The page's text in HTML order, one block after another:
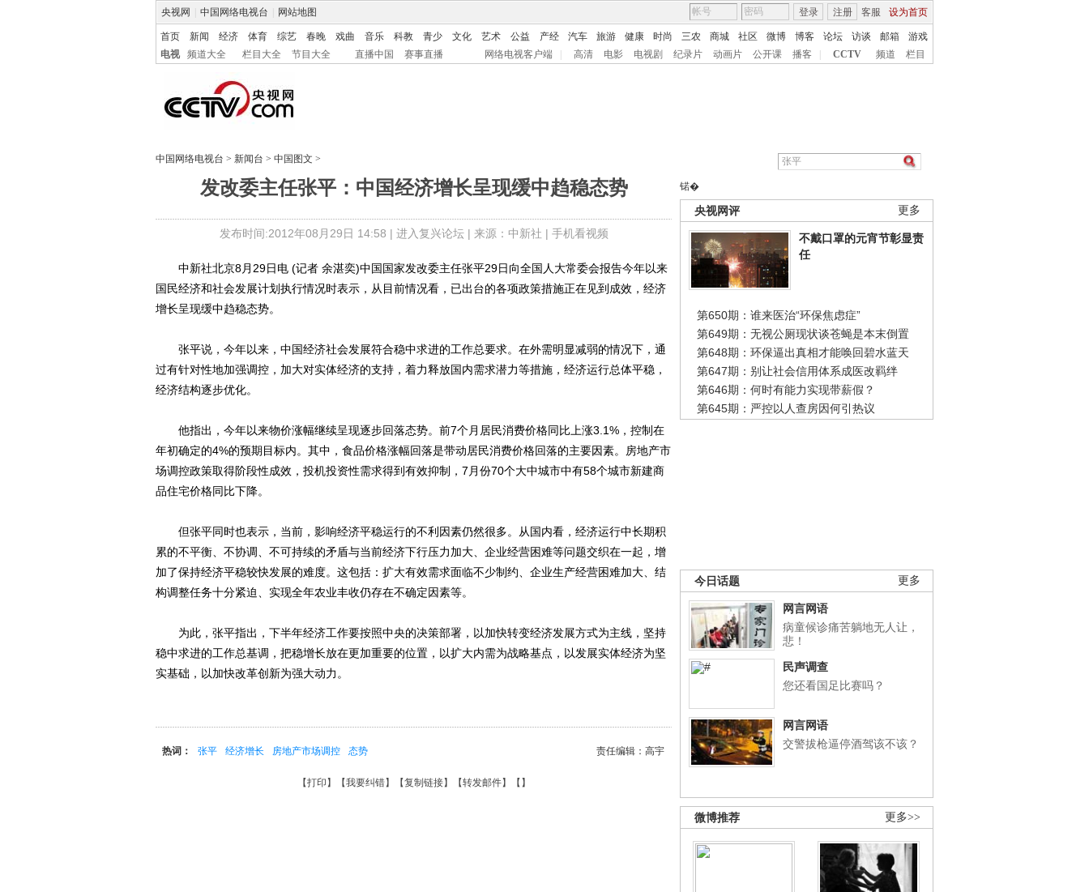
央视网 中国网络电视台 网站地图 客服 设为首页
登录 注册
首页 新闻 经济 体育 综艺 春晚 戏曲 音乐 科教 青少 文化 艺术 公益 产经 汽车 旅游 健康 时尚 三农 商城 社区 微博 博客 论坛 访谈 邮箱
游戏
电视
频道大全 栏目大全 节目大全 直播中国 赛事直播 网络电视客户端 高清 电影 电视剧 纪录片 动画片 公开课 播客 CCTV 频道 栏目
中国网络电视台 > 新闻台 > 中国图文 >
发改委主任张平：中国经济增长呈现缓中趋稳态势
发布时间:2012年08月29日 14:58 | 进入复兴论坛| 来源：中新社 | 手机看视频
锘�
更多
央视网评
不戴口罩的元宵节彰显责
任
第650期：谁来医治“环保焦虑症”
第649期：无视公厕现状谈苍蝇是本末倒置
第648期：环保逼出真相才能唤回碧水蓝天
第647期：别让社会信用体系成医改羁绊
第646期：何时有能力实现带薪假？
第645期：严控以人查房因何引热议
更多
今日话题
网言网语
病童候诊痛苦躺地无人让，
悲！
民声调查
您还看国足比赛吗？
网言网语
交警拔枪逼停酒驾该不该？
更多>>
微博推荐
中新社北京8月29日电 (记者 余湛奕)中国国家发改委主任张平29日向全国人大常委会报告今年以来
国民经济和社会发展计划执行情况时表示，从目前情况看，已出台的各项政策措施正在见到成效，经济
增长呈现缓中趋稳态势。
张平说，今年以来，中国经济社会发展符合稳中求进的工作总要求。在外需明显减弱的情况下，通
过有针对性地加强调控，加大对实体经济的支持，着力释放国内需求潜力等措施，经济运行总体平稳，
经济结构逐步优化。
他指出，今年以来物价涨幅继续呈现逐步回落态势。前7个月居民消费价格同比上涨3.1%，控制在
年初确定的4%的预期目标内。其中，食品价格涨幅回落是带动居民消费价格回落的主要因素。房地产市
场调控政策取得阶段性成效，投机投资性需求得到有效抑制，7月份70个大中城市中有58个城市新建商
品住宅价格同比下降。
但张平同时也表示，当前，影响经济平稳运行的不利因素仍然很多。从国内看，经济运行中长期积
累的不平衡、不协调、不可持续的矛盾与当前经济下行压力加大、企业经营困难等问题交织在一起，增
加了保持经济平稳较快发展的难度。这包括：扩大有效需求面临不少制约、企业生产经营困难加大、结
构调整任务十分紧迫、实现全年农业丰收仍存在不确定因素等。
为此，张平指出，下半年经济工作要按照中央的决策部署，以加快转变经济发展方式为主线，坚持
稳中求进的工作总基调，把稳增长放在更加重要的位置，以扩大内需为战略基点，以发展实体经济为坚
实基础，以加快改革创新为强大动力。
责任编辑：高宇
热词： 张平 经济增长 房地产市场调控 态势
【打印 】【我要纠错】【复制链接】【转发邮件】【 】